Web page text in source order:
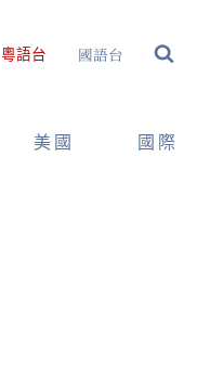
粵語台 國語台
美國 國際